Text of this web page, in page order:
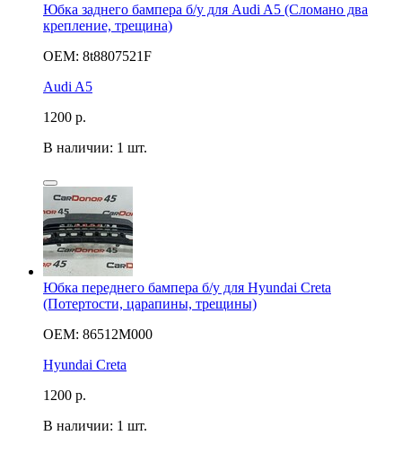
Юбка заднего бампера б/у для Audi A5 (Сломано два
крепление, трещина)
OEM: 8t8807521F
Audi A5
1200 р.
В наличии: 1 шт.
Юбка переднего бампера б/у для Hyundai Creta
(Потертости, царапины, трещины)
OEM: 86512M000
Hyundai Creta
1200 р.
В наличии: 1 шт.